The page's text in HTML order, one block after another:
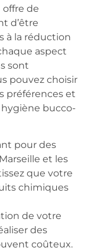
de
d’être
à la réduction
aspect
sont
pouvez choisir
préférences et
bucco-
pour des
et les
que votre
chimiques
de votre
des
coûteux.